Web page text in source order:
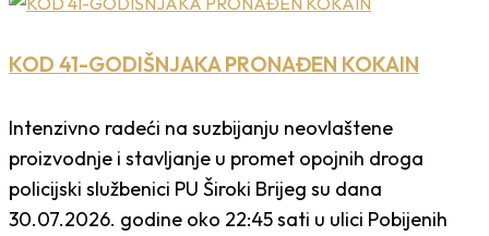
KOD 41-GODIŠNJAKA PRONAĐEN KOKAIN
Intenzivno radeći na suzbijanju neovlaštene
proizvodnje i stavljanje u promet opojnih droga
policijski službenici PU Široki Brijeg su dana
30.07.2026. godine oko 22:45 sati u ulici Pobijenih